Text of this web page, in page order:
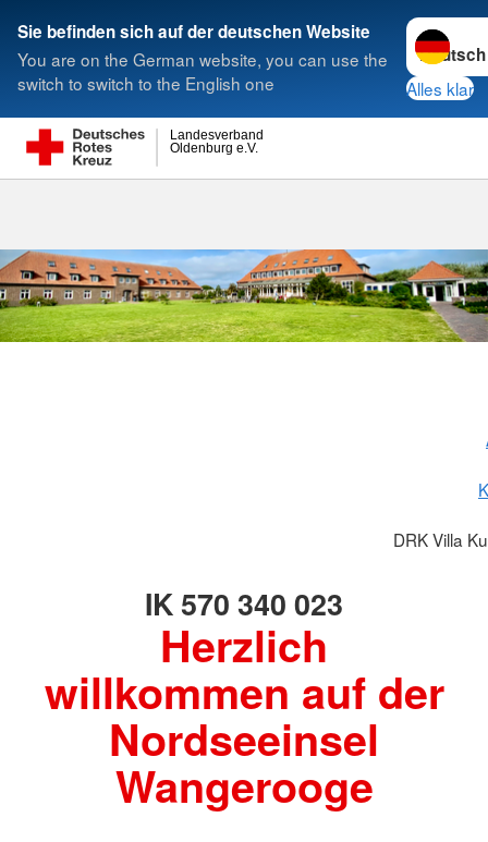
Sie befinden sich auf der deutschen Website
You are on the German website, you can use the
switch to switch to the English one
Sprache
Alles klar
Oldenburg e.V.
Landesverband
Suche
DRK Villa
IK 570 340 023
Herzlich
willkommen auf der
Nordseeinsel
Wangerooge